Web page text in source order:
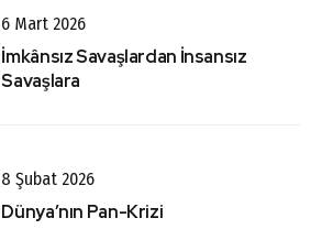
6 Mart 2026
İmkânsız Savaşlardan İnsansız
Savaşlara
8 Şubat 2026
Dünya’nın Pan-Krizi